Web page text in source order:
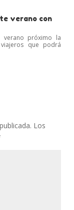
verano con
verano próximo la
que podrá
Los